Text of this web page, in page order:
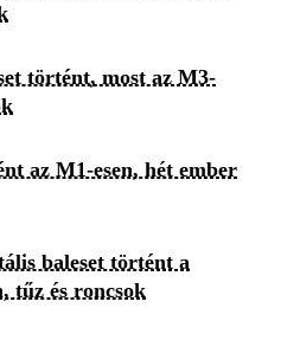
történt, most az M3-
az M1-esen, hét ember
baleset történt a
tűz és roncsok